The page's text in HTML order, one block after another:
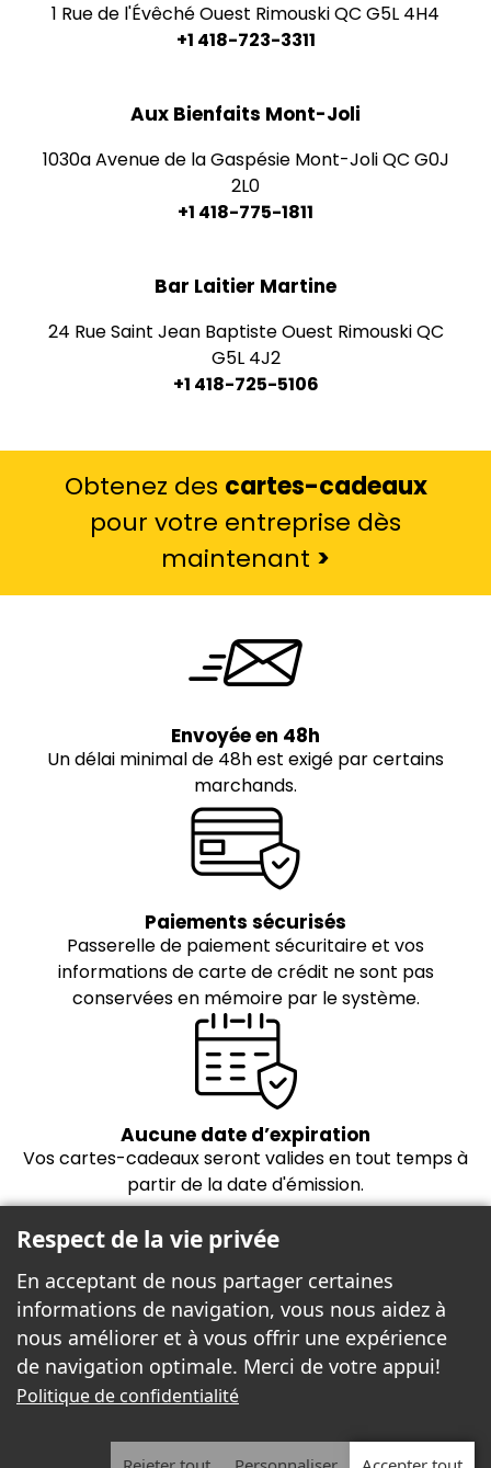
1 Rue de l'Évêché Ouest Rimouski QC G5L 4H4
+1 418-723-3311
Aux Bienfaits Mont-Joli
1030a Avenue de la Gaspésie Mont-Joli QC G0J
2L0
+1 418-775-1811
Bar Laitier Martine
24 Rue Saint Jean Baptiste Ouest Rimouski QC
G5L 4J2
+1 418-725-5106
Obtenez des cartes-cadeaux
pour votre entreprise dès
maintenant >
Envoyée en 48h
Un délai minimal de 48h est exigé par certains
marchands.
Paiements sécurisés
Passerelle de paiement sécuritaire et vos
informations de carte de crédit ne sont pas
conservées en mémoire par le système.
Aucune date d’expiration
Vos cartes-cadeaux seront valides en tout temps à
partir de la date d'émission.
Freebees est fier de propulser la boutique
Respect de la vie privée
En acceptant de nous partager certaines
informations de navigation, vous nous aidez à
nous améliorer et à vous offrir une expérience
de navigation optimale. Merci de votre appui!
Politique de confidentialité